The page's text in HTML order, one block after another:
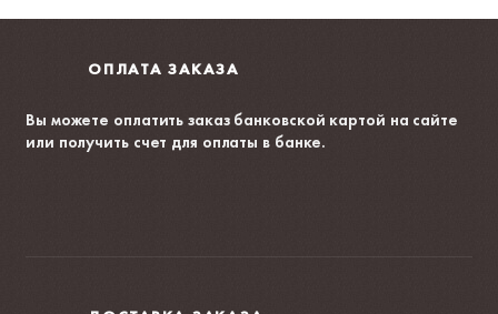
ОПЛАТА ЗАКАЗА
Вы можете оплатить заказ банковской картой на сайте
или получить счет для оплаты в банке.